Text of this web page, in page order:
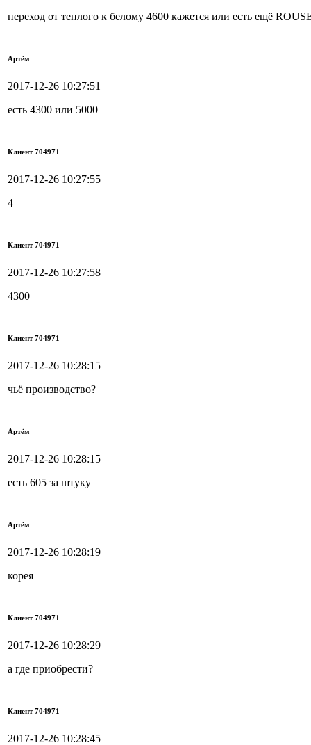
переход от теплого к белому 4600 кажется или есть ещё
Артём
2017-12-26 10:27:51
есть 4300 или 5000
Клиент 704971
2017-12-26 10:27:55
4
Клиент 704971
2017-12-26 10:27:58
4300
Клиент 704971
2017-12-26 10:28:15
чьё производство?
Артём
2017-12-26 10:28:15
есть 605 за штуку
Артём
2017-12-26 10:28:19
корея
Клиент 704971
2017-12-26 10:28:29
а где приобрести?
Клиент 704971
2017-12-26 10:28:45